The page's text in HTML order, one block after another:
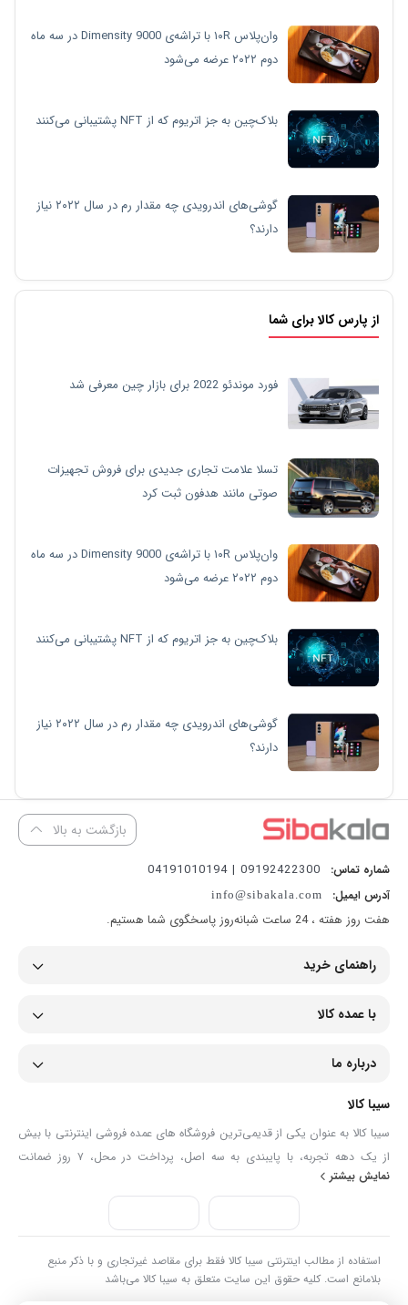
وان‌پلاس ۱۰R با تراشه‌ی Dimensity 9000 در سه ماه
دوم ۲۰۲۲ عرضه می‌شود
بلاک‌چین به جز اتریوم که از NFT پشتیبانی می‌کنند
گوشی‌های اندرویدی چه مقدار رم در سال ۲۰۲۲ نیاز
دارند؟
از پارس کالا برای شما
فورد موندئو 2022 برای بازار چین معرفی شد
تسلا علامت تجاری جدیدی برای فروش تجهیزات
صوتی مانند هدفون ثبت کرد
وان‌پلاس ۱۰R با تراشه‌ی Dimensity 9000 در سه ماه
دوم ۲۰۲۲ عرضه می‌شود
بلاک‌چین به جز اتریوم که از NFT پشتیبانی می‌کنند
گوشی‌های اندرویدی چه مقدار رم در سال ۲۰۲۲ نیاز
دارند؟
بازگشت به بالا
شماره تماس: 09192422300 | 04191010194
آدرس ایمیل: info@sibakala.com
هفت روز هفته ، 24 ساعت شبانه‌روز پاسخگوی شما هستیم.
راهنمای خرید
با عمده کالا
درباره ما
سیبا کالا
سیبا کالا به عنوان یکی از قدیمی‌ترین فروشگاه های عمده فروشی اینترنتی با بیش
از یک دهه تجربه، با پایبندی به سه اصل، پرداخت در محل، ۷ روز ضمانت
بازگشت کالا و تضمین اصل‌بودن کالا موفق شده تا همگام با فروشگاه‌های معتبر
جهان، به بزرگ‌ترین فروشگاه اینترنتی ایران تبدیل شود. به محض ورود به سایت
سیبا کالا با دنیایی از کالا رو به رو می‌شوید! هر آنچه که نیاز دارید و به ذهن شما
خطور می‌کند در اینجا پیدا خواهید کرد.
نمایش بیشتر
استفاده از مطالب اینترنتی سیبا کالا فقط برای مقاصد غیرتجاری و با ذکر منبع
بلامانع است. کلیه حقوق این سایت متعلق به سیبا کالا می‌باشد